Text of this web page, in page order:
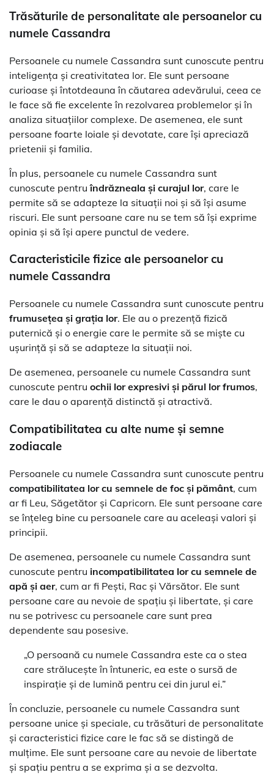
Trăsăturile de personalitate ale persoanelor cu
numele Cassandra
Persoanele cu numele Cassandra sunt cunoscute pentru
inteligența și creativitatea lor. Ele sunt persoane
curioase și întotdeauna în căutarea adevărului, ceea ce
le face să fie excelente în rezolvarea problemelor și în
analiza situațiilor complexe. De asemenea, ele sunt
persoane foarte loiale și devotate, care își apreciază
prietenii și familia.
În plus, persoanele cu numele Cassandra sunt
cunoscute pentruîndrăzneala și curajul lor, care le
permite să se adapteze la situații noi și să își asume
riscuri. Ele sunt persoane care nu se tem să își exprime
opinia și să își apere punctul de vedere.
Caracteristicile fizice ale persoanelor cu
numele Cassandra
Persoanele cu numele Cassandra sunt cunoscute pentru
frumusețea și grația lor. Ele au o prezență fizică
puternică și o energie care le permite să se miște cu
ușurință și să se adapteze la situații noi.
De asemenea, persoanele cu numele Cassandra sunt
cunoscute pentru ochii lor expresivi și părul lor frumos,
care le dau o aparență distinctă și atractivă.
Compatibilitatea cu alte nume și semne
zodiacale
Persoanele cu numele Cassandra sunt cunoscute pentru
compatibilitatea lor cu semnele de foc și pământ, cum
ar fi Leu, Săgetător și Capricorn. Ele sunt persoane care
se înțeleg bine cu persoanele care au aceleași valori și
principii.
De asemenea, persoanele cu numele Cassandra sunt
cunoscute pentru incompatibilitatea lor cu semnele de
apă și aer, cum ar fi Pești, Rac și Vărsător. Ele sunt
persoane care au nevoie de spațiu și libertate, și care
nu se potrivesc cu persoanele care sunt prea
dependente sau posesive.
„O persoană cu numele Cassandra este ca o stea
care strălucește în întuneric, ea este o sursă de
inspirație și de lumină pentru cei din jurul ei.”
În concluzie, persoanele cu numele Cassandra sunt
persoane unice și speciale, cu trăsături de personalitate
și caracteristici fizice care le fac să se distingă de
mulțime. Ele sunt persoane care au nevoie de libertate
și spațiu pentru a se exprima și a se dezvolta.